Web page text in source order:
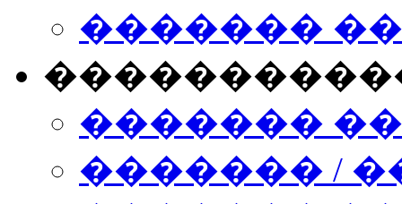
�������
�������
������� /